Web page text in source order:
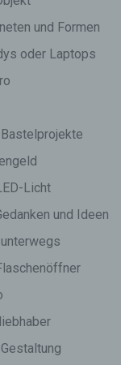
und Formen
oder Laptops
Licht
und Ideen